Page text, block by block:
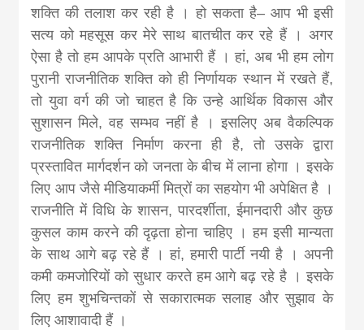
शक्ति की तलाश कर रही है । हो सकता है– आप भी इसी
सत्य को महसूस कर मेरे साथ बातचीत कर रहे हैं । अगर
ऐसा है तो हम आपके प्रति आभारी हैं । हां, अब भी हम लोग
पुरानी राजनीतिक शक्ति को ही निर्णायक स्थान में रखते हैं,
तो युवा वर्ग की जो चाहत है कि उन्हे आर्थिक विकास और
सुशासन मिले, वह सम्भव नहीं है । इसलिए अब वैकल्पिक
राजनीतिक शक्ति निर्माण करना ही है, तो उसके द्वारा
प्रस्तावित मार्गदर्शन को जनता के बीच में लाना होगा । इसके
लिए आप जैसे मीडियाकर्मी मित्रों का सहयोग भी अपेक्षित है ।
राजनीति में विधि के शासन, पारदर्शीता, ईमानदारी और कुछ
कुसल काम करने की दृढ़ता होना चाहिए । हम इसी मान्यता
के साथ आगे बढ़ रहे हैं । हां, हमारी पार्टी नयी है । अपनी
कमी कमजोरियों को सुधार करते हम आगे बढ़ रहे है । इसके
लिए हम शुभचिन्तकों से सकारात्मक सलाह और सुझाव के
लिए आशावादी हैं ।